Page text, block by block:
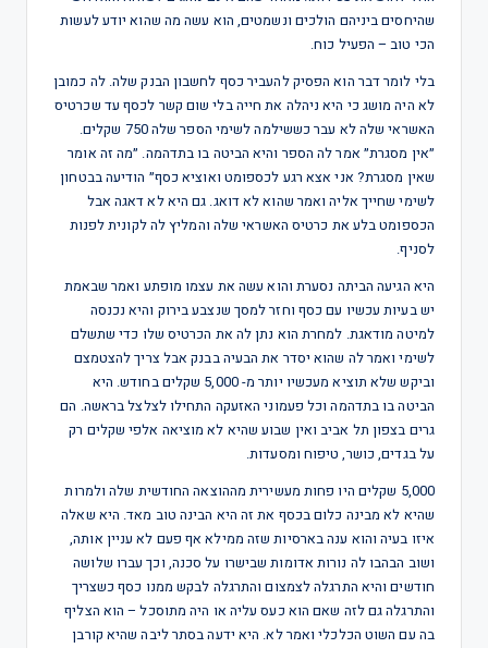
שהיחסים ביניהם הולכים ונשמטים, הוא עשה מה שהוא יודע לעשות
הכי טוב – הפעיל כוח.
בלי לומר דבר הוא הפסיק להעביר כסף לחשבון הבנק שלה. לה כמובן
לא היה מושג כי היא ניהלה את חייה בלי שום קשר לכסף עד שכרטיס
האשראי שלה לא עבר כששילמה לשימי הספר שלה 750 שקלים.
״אין מסגרת״ אמר לה הספר והיא הביטה בו בתדהמה. ״מה זה אומר
שאין מסגרת? אני אצא רגע לכספומט ואוציא כסף״ הודיעה בבטחון
לשימי שחייך אליה ואמר שהוא לא דואג. גם היא לא דאגה אבל
הכספומט בלע את כרטיס האשראי שלה והמליץ לה לקונית לפנות
לסניף.
היא הגיעה הביתה נסערת והוא עשה את עצמו מופתע ואמר שבאמת
יש בעיות עכשיו עם כסף וחזר למסך שנצבע בירוק והיא נכנסה
למיטה מודאגת. למחרת הוא נתן לה את הכרטיס שלו כדי שתשלם
לשימי ואמר לה שהוא יסדר את הבעיה בבנק אבל צריך להצטמצם
וביקש שלא תוציא מעכשיו יותר מ- 5,000 שקלים בחודש. היא
הביטה בו בתדהמה וכל פעמוני האזעקה התחילו לצלצל בראשה. הם
גרים בצפון תל אביב ואין שבוע שהיא לא מוציאה אלפי שקלים רק
על בגדים, כושר, טיפוח ומסעדות.
5,000 שקלים היו פחות מעשירית מההוצאה החודשית שלה ולמרות
שהיא לא מבינה כלום בכסף את זה היא הבינה טוב מאד. היא שאלה
איזו בעיה והוא ענה בארסיות שזה ממילא אף פעם לא עניין אותה,
ושוב הבהבו לה נורות אדומות שבישרו על סכנה, וכך עברו שלושה
חודשים והיא התרגלה לצמצום והתרגלה לבקש ממנו כסף כשצריך
והתרגלה גם לזה שאם הוא כעס עליה או היה מתוסכל – הוא הצליף
בה עם השוט הכלכלי ואמר לא. היא ידעה בסתר ליבה שהיא קורבן